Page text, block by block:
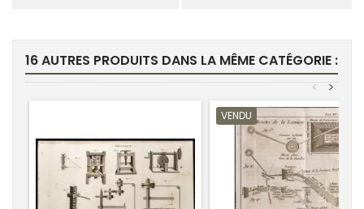
16 AUTRES PRODUITS DANS LA MÊME CATÉGORIE :
>
<
VENDU